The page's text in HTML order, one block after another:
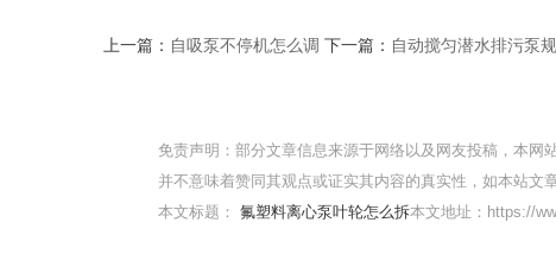
上一篇： 自吸泵不停机怎么调 下一篇： 自动搅匀潜水排污泵
免责声明：部分文章信息来源于网络以及网友投稿，本网
并不意味着赞同其观点或证实其内容的真实性，如本站文
本文标题： 氟塑料离心泵叶轮怎么拆本文地址：https://